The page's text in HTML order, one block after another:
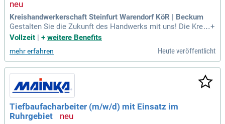
Kreishandwerkerschaft Steinfurt Warendorf KöR | Beckum
Gestalten Sie die Zukunft des Handwerks mit uns! Die Kreis
handwerkerschaft Steinfurt-Warendorf sucht engagierte Ver
m Team bei und setzen Sie sich für die Interessen des Hand
werks ein. Bewerben Sie sich jetzt!
+
Vollzeit | + weitere Benefits
mehr erfahren Heute veröffentlicht
Tiefbaufacharbeiter (m/w/d) mit Einsatz im
Ruhrgebiet